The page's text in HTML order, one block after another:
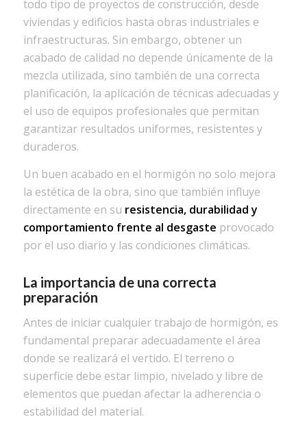
todo tipo de proyectos de construcción, desde
viviendas y edificios hasta obras industriales e
infraestructuras. Sin embargo, obtener un
acabado de calidad no depende únicamente de la
mezcla utilizada, sino también de una correcta
planificación, la aplicación de técnicas adecuadas y
el uso de equipos profesionales que permitan
garantizar resultados uniformes, resistentes y
duraderos.
Un buen acabado en el hormigón no solo mejora
la estética de la obra, sino que también influye
directamente en su resistencia, durabilidad y
comportamiento frente al desgaste provocado
por el uso diario y las condiciones climáticas.
La importancia de una correcta
preparación
Antes de iniciar cualquier trabajo de hormigón, es
fundamental preparar adecuadamente el área
donde se realizará el vertido. El terreno o
superficie debe estar limpio, nivelado y libre de
elementos que puedan afectar la adherencia o
estabilidad del material.